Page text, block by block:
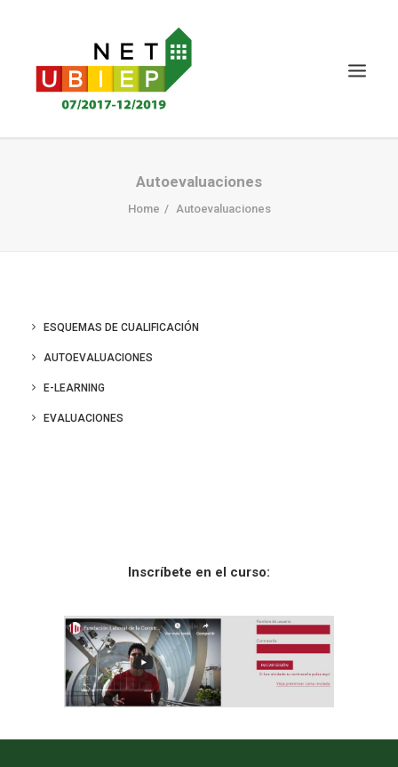
PROYECTO NET-UBIEP
CONOCIMIENTO MS
Autoevaluaciones
Home Autoevaluaciones
ESQUEMAS DE CUALIFICACIÓN
AUTOEVALUACIONES
E-LEARNING
EVALUACIONES
Inscríbete en el curso: